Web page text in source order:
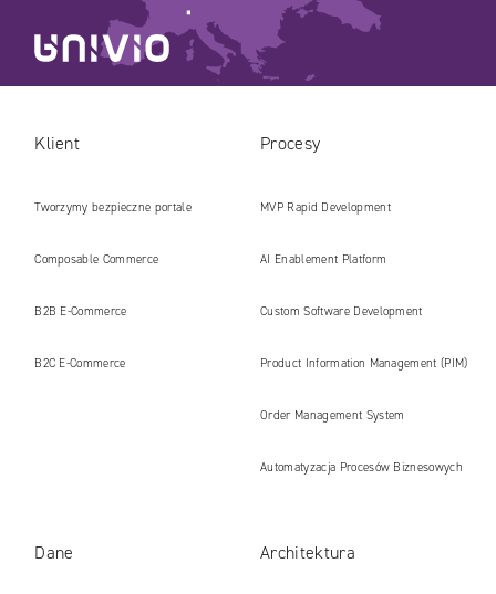
Klient
Tworzymy bezpieczne portale
internetowe i platformy gotowe na erę
AI
Composable Commerce
B2B E‑Commerce
B2C E‑Commerce
Procesy
MVP Rapid Development
AI Enablement Platform
Custom Software Development
Product Information Management (PIM)
Order Management System
Automatyzacja Procesów Biznesowych
Dane Architektura